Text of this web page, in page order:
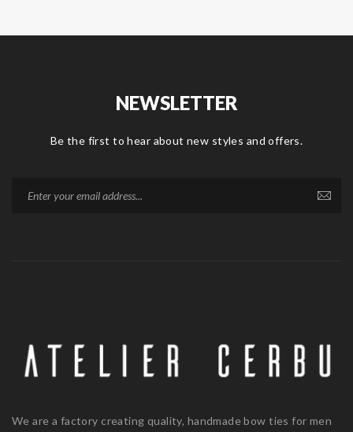
NEWSLETTER
Be the first to hear about new styles and offers.
We are a factory creating quality, handmade bow ties for men